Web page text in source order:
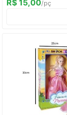
R$ 15,00/pç